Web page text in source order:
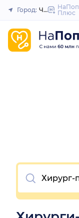
Город: Челябинск
Плюс
Очистить